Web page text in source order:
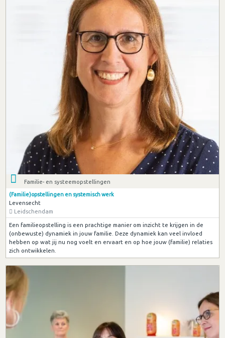
Familie- en systeemopstellingen
(Familie)opstellingen en systemisch werk
Levensecht
Leidschendam
Een familieopstelling is een prachtige manier om inzicht te krijgen in de
(onbewuste) dynamiek in jouw familie. Deze dynamiek kan veel invloed
hebben op wat jij nu nog voelt en ervaart en op hoe jouw (familie) relaties
zich ontwikkelen.